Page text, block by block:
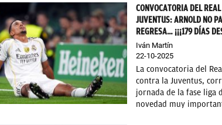
CONVOCATORIA DEL
JUVENTUS: ARNOLD NO
REGRESA… ¡¡¡179 DÍAS
Iván Martín
22-10-2025
La convocatoria del
contra la Juventus,
jornada de la fase liga
novedad muy